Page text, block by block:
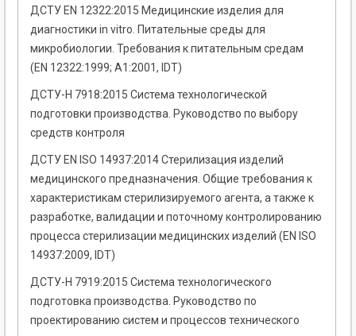
ДСТУ EN 12322:2015 Медицинские изделия для
диагностики in vitro. Питательные среды для
микробиологии. Требования к питательным средам
(EN 12322:1999; А1:2001, IDT)
ДСТУ-Н 7918:2015 Система технологической
подготовки производства. Руководство по выбору
средств контроля
ДСТУ EN ISO 14937:2014 Стерилизация изделий
медицинского предназначения. Общие требования к
характеристикам стерилизируемого агента, а также к
разработке, валидации и поточному контролированию
процесса стерилизации медицинских изделий (EN ISO
14937:2009, IDT)
ДСТУ-Н 7919:2015 Система технологического
подготовка производства. Руководство по
проектированию систем и процессов технического